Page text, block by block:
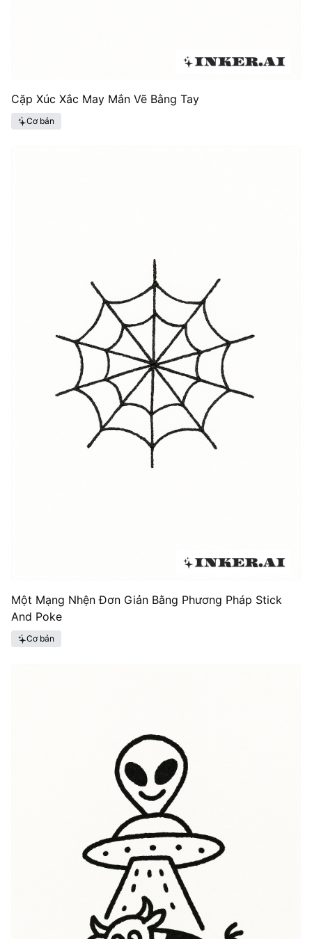
Cặp Xúc Xắc May Mắn Vẽ Bằng Tay
Cơ bản
Một Mạng Nhện Đơn Giản Bằng Phương Pháp Stick
And Poke
Cơ bản